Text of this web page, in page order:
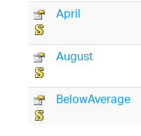
April
August
BelowAverage